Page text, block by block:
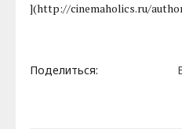
](http://cinemaholics.ru/
Поделиться: